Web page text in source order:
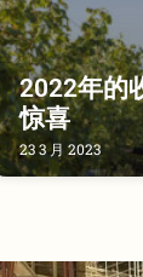
2022年的
惊喜
23 3 月 2023